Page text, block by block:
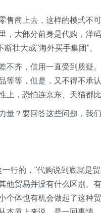
售商上去，这样的模式不
，大部分前身是代购，洋
壮大成"海外买手集团"。
不齐，信用一直受到质疑
等等，但是，又不得不承
上，恐怕连京东、天猫都比
量？要回答这些问题，我
行的，"代购说到底就是
他贸易并没有什么区别。
个体也有机会做起了这种